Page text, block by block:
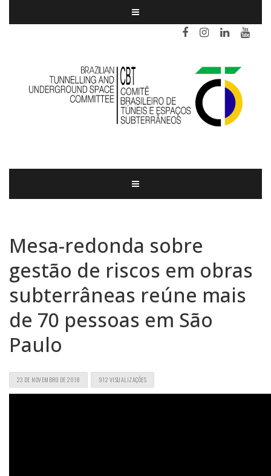
Mesa-redonda sobre
gestão de riscos em obras
subterrâneas reúne mais
de 70 pessoas em São
Paulo
23 DE NOVEMBRO DE 2018 912 VISUALIZAÇÕES